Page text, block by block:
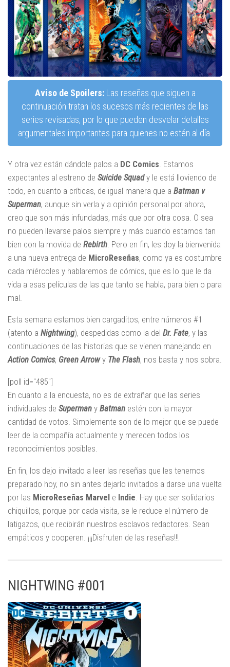
Aviso de Spoilers:Las reseñas que siguen a
continuación tratan los sucesos más recientes de las
series revisadas, por lo que pueden desvelar detalles
argumentales importantes para quienes no estén al día.
Y otra vez están dándole palos a DC Comics . Estamos
expectantes al estreno de Suicide Squady le está lloviendo de
todo, en cuanto a críticas, de igual manera que a Batman v
Superman, aunque sin verla y a opinión personal por ahora,
creo que son más infundadas, más que por otra cosa. O sea
no pueden llevarse palos siempre y más cuando estamos tan
bien con la movida de Rebirth . Pero en fin, les doy la bienvenida
a una nueva entrega de MicroReseñas, como ya es costumbre
cada miércoles y hablaremos de cómics, que es lo que le da
vida a esas películas de las que tanto se habla, para bien o para
mal.
Esta semana estamos bien cargaditos, entre números #1
(atento a Nightwing), despedidas como la del Dr. Fate, y las
continuaciones de las historias que se vienen manejando en
Action Comics, Green Arrowy The Flash, nos basta y nos sobra.
[poll id="485"]
En cuanto a la encuesta, no es de extrañar que las series
individuales de Superman y Batman estén con la mayor
cantidad de votos. Simplemente son de lo mejor que se puede
leer de la compañía actualmente y merecen todos los
reconocimientos posibles.
En fin, los dejo invitado a leer las reseñas que les tenemos
preparado hoy, no sin antes dejarlo invitados a darse una vuelta
por las MicroReseñas Marvel e Indie . Hay que ser solidarios
chiquillos, porque por cada visita, se le reduce el número de
latigazos, que recibirán nuestros esclavos redactores. Sean
empáticos y cooperen. ¡¡¡Disfruten de las reseñas!!!
NIGHTWING #001